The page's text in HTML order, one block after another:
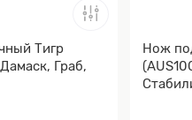
Тигр
Граб,
Нож